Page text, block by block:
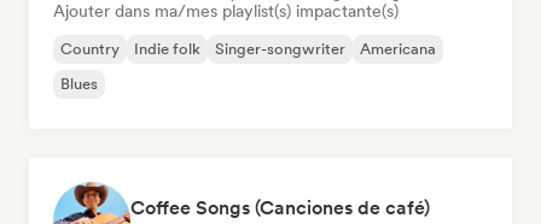
Ajouter dans ma/mes playlist(s) impactante(s)
Country Indie folk Singer-songwriter
Americana
Blues
Coffee Songs (Canciones de café)